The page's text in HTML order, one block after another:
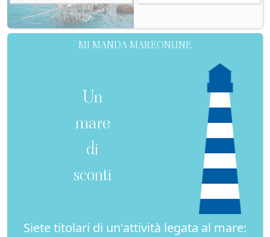
MI MANDA MAREONLINE
Un
mare
di
sconti
Siete titolari di un'attività legata al mare: